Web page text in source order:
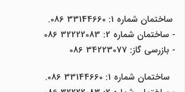
ساختمان شماره 1: 33144660 086.
- ساختمان شماره 2: 32222083 086
- بازرسی گاز: 34223077 086
ساختمان شماره 1: 33144660 086.